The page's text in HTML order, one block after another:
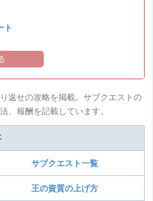
ト
返せの攻略を掲載。サブクエストの
、報酬を記載しています。
サブクエスト一覧
王の資質の上げ方